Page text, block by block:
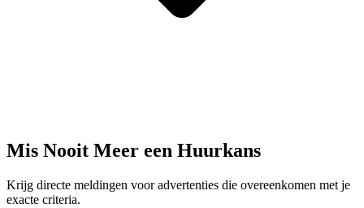
Mis Nooit Meer een Huurkans
Krijg directe meldingen voor advertenties die overeenkomen met je
exacte criteria.